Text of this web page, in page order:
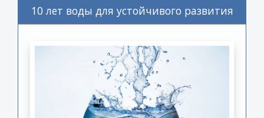
10 лет воды для устойчивого развития